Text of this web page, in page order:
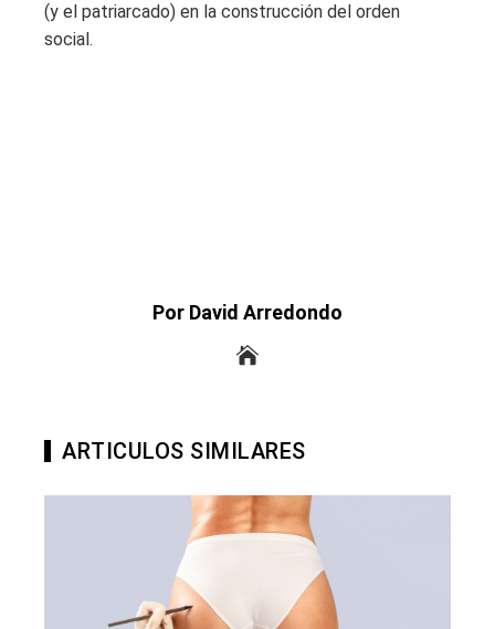
(y el patriarcado) en la construcción del orden
social.
Por David Arredondo
ARTICULOS SIMILARES